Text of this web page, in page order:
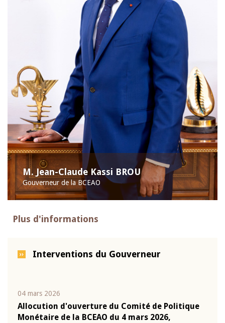
M. Jean-Claude Kassi BROU
Gouverneur de la BCEAO
Plus d'informations
Interventions du Gouverneur
04 mars 2026
Allocution d'ouverture du Comité de Politique
Monétaire de la BCEAO du 4 mars 2026,